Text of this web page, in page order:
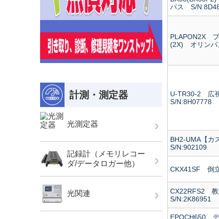
パス S/
PLAPON2X プ
(2X) オリン
U-TR30-2 広
S/N:8H07778
BH2-UMA【
S/N:902109
CKX41SF 倒
CX22RFS2
S/N:2K86951
EPOCH650
計測・測定器
光測定器
記録計（メモリレコー
ダ/データロガー他）
光関連